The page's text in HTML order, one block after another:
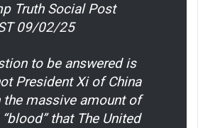
Truth Social Post
09/02/25
to be answered is
President Xi of China
massive amount of
that The United